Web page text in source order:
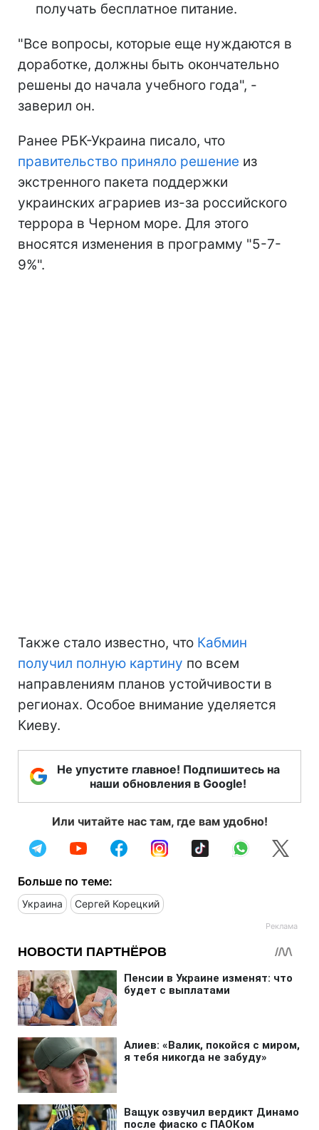
получать бесплатное питание.
"Все вопросы, которые еще нуждаются в
доработке, должны быть окончательно
решены до начала учебного года", -
заверил он.
Ранее РБК-Украина писало, что
правительство приняло решение из
экстренного пакета поддержки
украинских аграриев из-за российского
террора в Черном море. Для этого
вносятся изменения в программу "5-7-
9%".
Также стало известно, что Кабмин
получил полную картину по всем
направлениям планов устойчивости в
регионах. Особое внимание уделяется
Киеву.
Не упустите главное! Подпишитесь на
наши обновления в Google!
Или читайте нас там, где вам удобно!
Больше по теме:
Украина Сергей Корецкий